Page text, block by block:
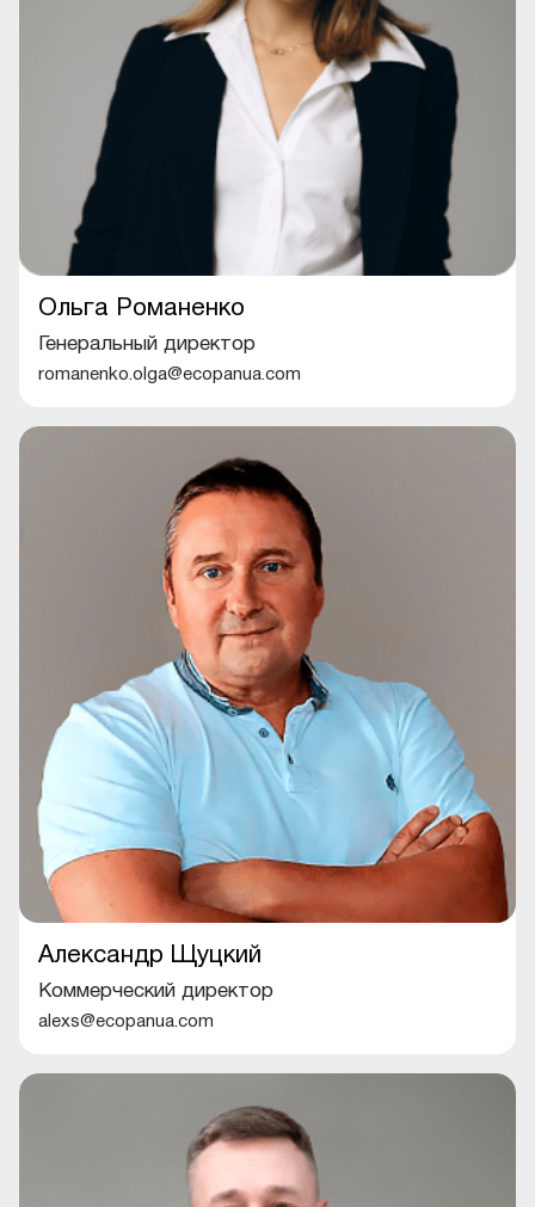
Ольга Романенко
Генеральный директор
romanenko.olga@ecopanua.com
Александр Щуцкий
Коммерческий директор
alexs@ecopanua.com